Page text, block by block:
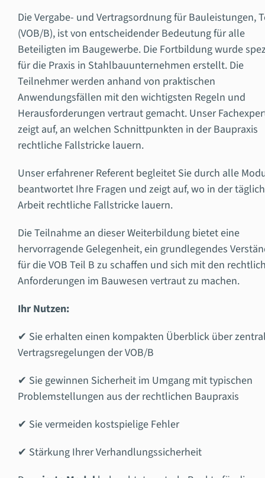
Die Vergabe- und Vertragsordnung für Bauleistungen,
(VOB/B), ist von entscheidender Bedeutung für alle
Beteiligten im Baugewerbe. Die Fortbildung wurde
für die Praxis in Stahlbauunternehmen erstellt. Die
Teilnehmer werden anhand von praktischen
Anwendungsfällen mit den wichtigsten Regeln und
Herausforderungen vertraut gemacht. Unser
zeigt auf, an welchen Schnittpunkten in der Baupraxis
rechtliche Fallstricke lauern.
Unser erfahrener Referent begleitet Sie durch alle
beantwortet Ihre Fragen und zeigt auf, wo in der
Arbeit rechtliche Fallstricke lauern.
Die Teilnahme an dieser Weiterbildung bietet eine
hervorragende Gelegenheit, ein grundlegendes
für die VOB Teil B zu schaffen und sich mit den
Anforderungen im Bauwesen vertraut zu machen.
Ihr Nutzen:
✔ Sie erhalten einen kompakten Überblick über
Vertragsregelungen der VOB/B
✔ Sie gewinnen Sicherheit im Umgang mit typischen
Problemstellungen aus der rechtlichen Baupraxis
✔ Sie vermeiden kostspielige Fehler
✔ Stärkung Ihrer Verhandlungssicherheit